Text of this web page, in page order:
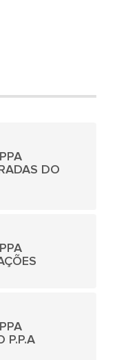
DO
P.P.A